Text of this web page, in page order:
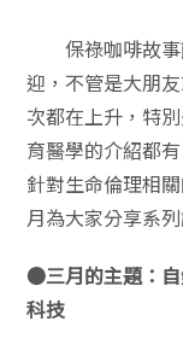
保祿咖啡故
迎，不管是大朋
次都在上升，特
育醫學的介紹都
針對生命倫理相
月為大家分享系
●三月的主題：
科技